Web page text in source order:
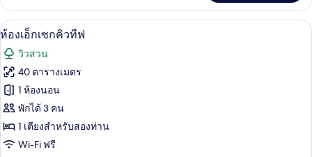
เกี่ยว
กับ
ห้อง
เนียร์
สวี
ท
เปิด
ภาพถ่าย
ทั้งหมด
ของ
ห้อง
เอ็ก
เซก
ห้องเอ็กเซกคิวทีฟ | เครื่องนอนระดับพ
11
ห้องเอ็กเซกคิวทีฟ
วิวสวน
40 ตารางเมตร
1 ห้องนอน
พักได้ 3 คน
1 เตียงสำหรับสองท่าน
Wi-Fi ฟรี